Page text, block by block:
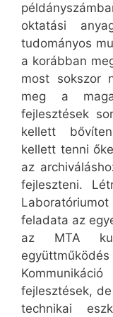
oktatási
tudományos
a korábban
most sokszor
meg a
fejlesztések
kellett
kellett tenni
az
fejleszteni.
feladata az
az MTA
fejlesztések,
technikai